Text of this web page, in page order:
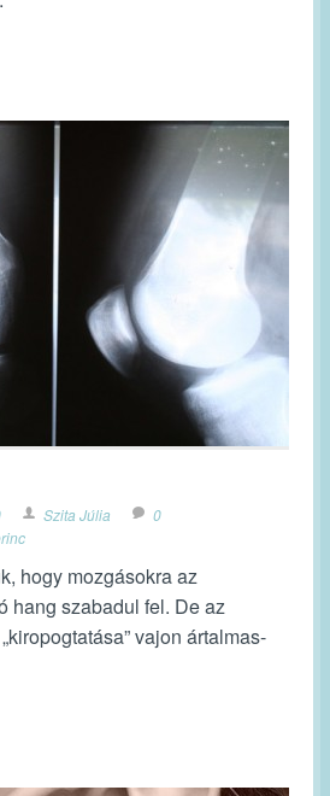
Szita Júlia
0
hogy mozgásokra az
hang szabadul fel. De az
vajon ártalmas-